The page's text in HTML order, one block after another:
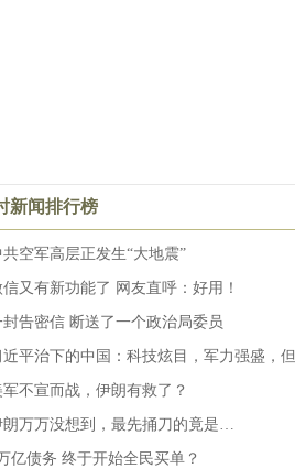
新闻排行榜
共空军高层正发生“大地震”
信又有新功能了 网友直呼：好用！
封告密信 断送了一个政治局委员
近平治下的中国：科技炫目，军力强盛，但
军不宣而战，伊朗有救了？
朗万万没想到，最先捅刀的竟是…
亿债务 终于开始全民买单？